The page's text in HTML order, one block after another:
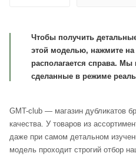
Чтобы получить
этой моделью, нажмите
располагается справа.
сделанные в режиме
GMT-club — магазин дубликатов
качества. У товаров из
даже при самом детальном
модель проходит строгий отбор